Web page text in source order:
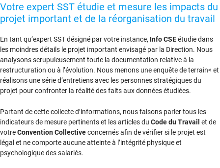
Votre expert SST étudie et mesure les impacts du
projet important et de la réorganisation du travail
En tant qu’expert SST désigné par votre instance, Info CSEétudie dans
les moindres détails le projet important envisagé par la Direction. Nous
analysons scrupuleusement toute la documentation relative à la
restructuration ou à l’évolution. Nous menons une enquête de terrain< et
réalisons une série d’entretiens avec les personnes stratégiques du
projet pour confronter la réalité des faits aux données étudiées.
Partant de cette collecte d’informations, nous faisons parler tous les
indicateurs de mesure pertinents et les articles du Code du Travail et de
votreConvention Collectiveconcernés afin de vérifier si le projet est
légal et ne comporte aucune atteinte à l’intégrité physique et
psychologique des salariés.